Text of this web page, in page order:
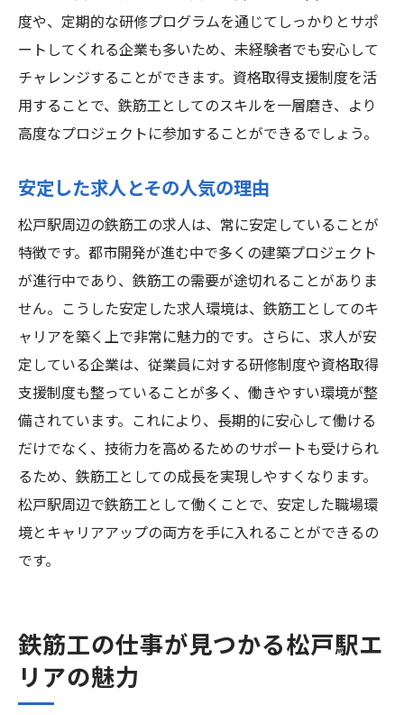
度や、定期的な研修プログラムを通じてしっかりとサポ
ートしてくれる企業も多いため、未経験者でも安心して
チャレンジすることができます。資格取得支援制度を活
用することで、鉄筋工としてのスキルを一層磨き、より
高度なプロジェクトに参加することができるでしょう。
安定した求人とその人気の理由
松戸駅周辺の鉄筋工の求人は、常に安定していることが
特徴です。都市開発が進む中で多くの建築プロジェクト
が進行中であり、鉄筋工の需要が途切れることがありま
せん。こうした安定した求人環境は、鉄筋工としてのキ
ャリアを築く上で非常に魅力的です。さらに、求人が安
定している企業は、従業員に対する研修制度や資格取得
支援制度も整っていることが多く、働きやすい環境が整
備されています。これにより、長期的に安心して働ける
だけでなく、技術力を高めるためのサポートも受けられ
るため、鉄筋工としての成長を実現しやすくなります。
松戸駅周辺で鉄筋工として働くことで、安定した職場環
境とキャリアアップの両方を手に入れることができるの
です。
鉄筋工の仕事が見つかる松戸駅エ
リアの魅力